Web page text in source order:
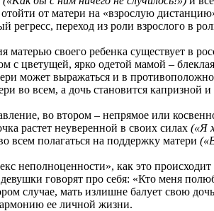
от матери на «взрослую
регресс, переход из роли взрослого в
своего ребенка существует в
с цветущей, ярко одетой мамой –
может выражаться и в
во всем, а дочь становится капризной
во втором – непрямое или
растет неуверенной в своих силах («Я
всем полагаться на поддержку матери
как это происходит в
говорят про себя: «Кто меня
случае, мать излишне балует свою
ее личной жизни.